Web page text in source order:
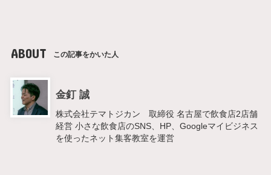
ABOUT この記事をかいた人
金釘 誠
株式会社テマトジカン 取締役 名古屋で飲食店2店舗
経営 小さな飲食店のSNS、HP、Googleマイビジネス
を使ったネット集客教室を運営